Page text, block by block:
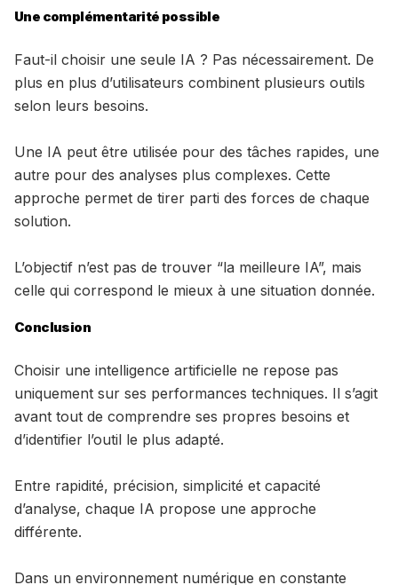
Une complémentarité possible
Faut-il choisir une seule IA ? Pas nécessairement. De
plus en plus d’utilisateurs combinent plusieurs outils
selon leurs besoins.
Une IA peut être utilisée pour des tâches rapides, une
autre pour des analyses plus complexes. Cette
approche permet de tirer parti des forces de chaque
solution.
L’objectif n’est pas de trouver “la meilleure IA”, mais
celle qui correspond le mieux à une situation donnée.
Conclusion
Choisir une intelligence artificielle ne repose pas
uniquement sur ses performances techniques. Il s’agit
avant tout de comprendre ses propres besoins et
d’identifier l’outil le plus adapté.
Entre rapidité, précision, simplicité et capacité
d’analyse, chaque IA propose une approche
différente.
Dans un environnement numérique en constante